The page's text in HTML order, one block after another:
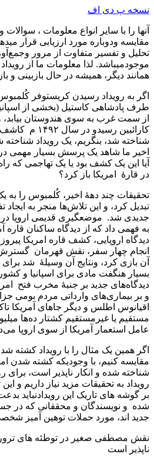
نسخه پ دی اف
آنها را با سایر انواع معلومات ،
مقایسه ودوباره مورد ارزيابی قرار
تحليل و تفسیر متفاوت از مرور
موجودميباشد. لذا معلومات ما از
همانند دیگر، همیشه در حال بازبینی و
اگر به رويداد رسيدن کريستوفر
طرف پادشاهی کاستیل (بخشی از
از سمت غرب به سوی هندوستان
کارائبين
شناخته شد، بنگريم، يک رويداد شناخته
اخیر ما شاهد یک پرسش بسیار مهمی در
آیا این یک کشف بود یا یک تهاجمی که راه
در قارۀ امریکا باز کرد؟
تحقیقات چند دهۀ اخير، کُلمبوس را به
تبديل کرد، و این تلاش‌ها منجر به
جدیدی شد. موضعگيری قدیمی اروپا
به فهمی داد که از دیدگاه ساکنان
دیدگاه اروپایی، کشف قاره امریکا
انجام چهار سفر، نقش قهرمان
آن بازی کرد، ونتايج آن وسیلۀ شد
بسيار هنگفت مادی برای اسپانيا و
دیدگاه‌های جدید بر جنبۀ مخرب فتح
و بر بیماری‌های وارداتی مردم بومی
اقیانوس اطلس و دیگر جاهای آمریکا
مستقیم یا غیرمستقیم کشتار ده‌ها
عامل استعمار آمریکا از سوی اروپا
اگر همين يک مثال را با رويداد کشته
مقايسه کنيم، با وجوديکه کشته
شناخته شده و انکار ناپذير است،
رويداد به تحقيقات مزيد نياز داريم و
بر گوشه های تاريک اين رويدادنبايد
شده و نويسندگان و محققانی که در
جديد اند، مورد حملات توهين آميز
نقش مصطفی صغير در توطئه های ترور
ناپذير است